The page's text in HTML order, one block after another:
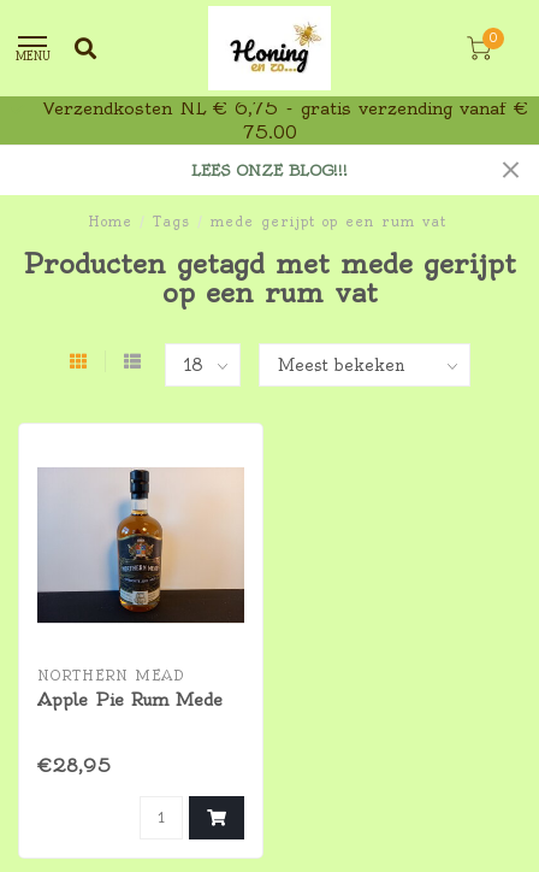
MENU
0
Verzendkosten NL € 6,75 - gratis verzending vanaf €
75,00
LEES ONZE BLOG!!!
Home / Tags / mede gerijpt op een rum vat
Producten getagd met mede gerijpt
op een rum vat
NORTHERN MEAD
Apple Pie Rum Mede
€28,95